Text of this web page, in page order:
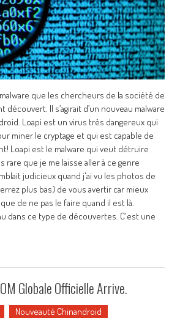
que les chercheurs de la société de
Il s’agirait d’un nouveau malware
Loapi est un virus très dangereux qui
miner le cryptage et qui est capable de
Loapi est le malware qui veut détruire
que je me laisse aller à ce genre
judicieux quand j'ai vu les photos de
plus bas) de vous avertir car mieux
de ne pas le faire quand il est là.
dans ce type de découvertes. C'est une
Globale Officielle Arrive.
Nouveauté Chinandroid